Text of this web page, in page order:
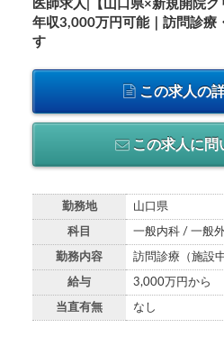
医師求人|【山口県×新規開院
年収3,000万円可能｜訪問診療
す
この求人の
この求人に問
勤務地 山口県
科目 一般内科 / 一般
勤務内容 訪問診療（施設
給与 3,000万円から
当直有無 なし